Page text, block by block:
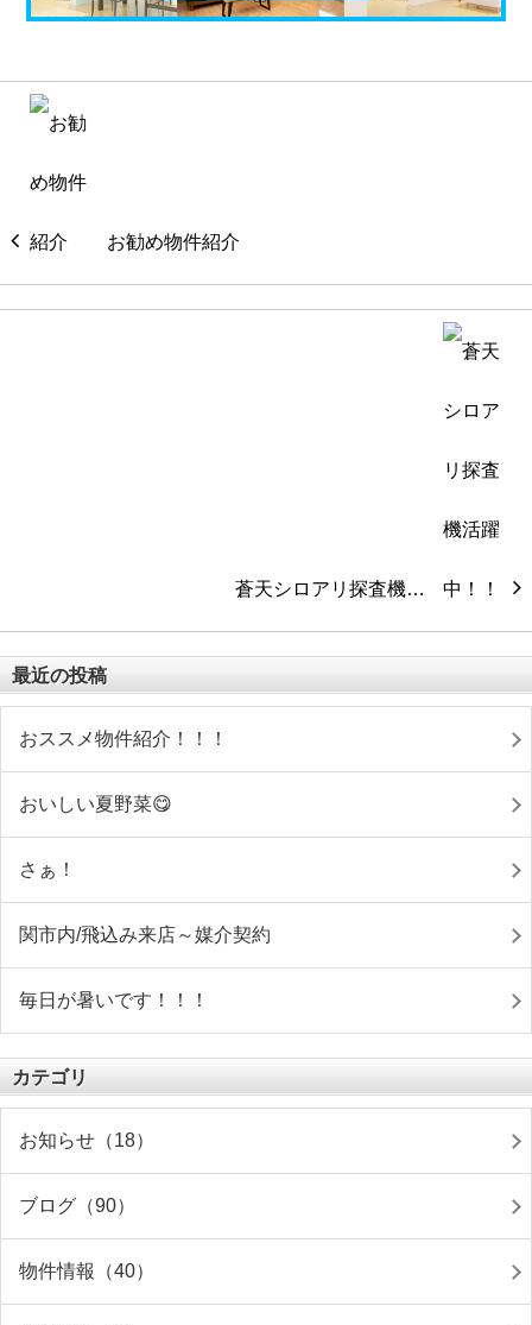
お勧め物件紹介
蒼天シロアリ探査機…
最近の投稿
おススメ物件紹介！！！
おいしい夏野菜😋
さぁ！
関市内/飛込み来店～媒介契約
毎日が暑いです！！！
カテゴリ
お知らせ（18）
ブログ（90）
物件情報（40）